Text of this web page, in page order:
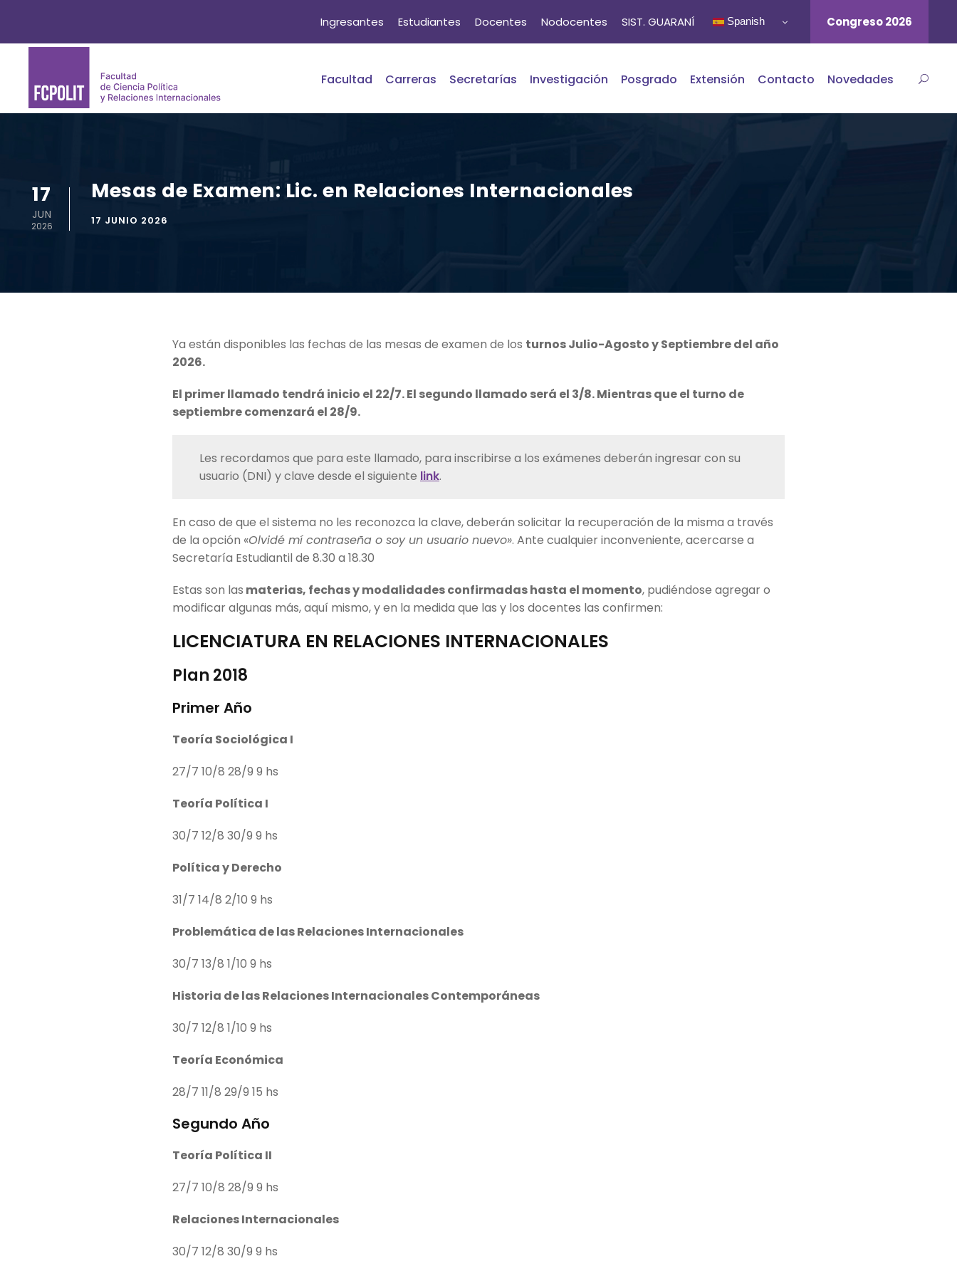
Ingresantes Estudiantes Docentes Nodocentes SIST. GUARANÍ Spanish Congreso 2026
Facultad Carreras Secretarías Investigación Posgrado Extensión Contacto Novedades
17
JUN
2026
Mesas de Examen: Lic. en Relaciones Internacionales
17 JUNIO 2026
Ya están disponibles las fechas de las mesas de examen de los turnos Julio-Agosto y Septiembre del año
2026.
El primer llamado tendrá inicio el 22/7. El segundo llamado será el 3/8. Mientras que el turno de
septiembre comenzará el 28/9.
Les recordamos que para este llamado, para inscribirse a los exámenes deberán ingresar con su
usuario (DNI) y clave desde el siguiente link.
En caso de que el sistema no les reconozca la clave, deberán solicitar la recuperación de la misma a través
de la opción «Olvidé mí contraseña o soy un usuario nuevo». Ante cualquier inconveniente, acercarse a
Secretaría Estudiantil de 8.30 a 18.30
Estas son las materias, fechas y modalidades confirmadas hasta el momento, pudiéndose agregar o
modificar algunas más, aquí mismo, y en la medida que las y los docentes las confirmen:
LICENCIATURA EN RELACIONES INTERNACIONALES
Plan 2018
Primer Año
Teoría Sociológica I
27/7 10/8 28/9 9 hs
Teoría Política I
30/7 12/8 30/9 9 hs
Política y Derecho
31/7 14/8 2/10 9 hs
Problemática de las Relaciones Internacionales
30/7 13/8 1/10 9 hs
Historia de las Relaciones Internacionales Contemporáneas
30/7 12/8 1/10 9 hs
Teoría Económica
28/7 11/8 29/9 15 hs
Segundo Año
Teoría Política II
27/7 10/8 28/9 9 hs
Relaciones Internacionales
30/7 12/8 30/9 9 hs